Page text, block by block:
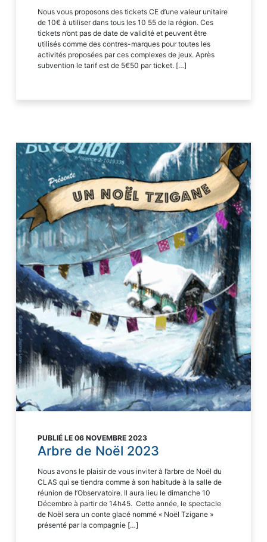
Nous vous proposons des tickets CE d’une valeur unitaire
de 10€ à utiliser dans tous les 10 55 de la région. Ces
tickets n’ont pas de date de validité et peuvent être
utilisés comme des contres-marques pour toutes les
activités proposées par ces complexes de jeux. Après
subvention le tarif est de 5€50 par ticket. […]
PUBLIÉ LE 06 NOVEMBRE 2023
Arbre de Noël 2023
Nous avons le plaisir de vous inviter à l’arbre de Noël du
CLAS qui se tiendra comme à son habitude à la salle de
réunion de l’Observatoire. Il aura lieu le dimanche 10
Décembre à partir de 14h45. Cette année, le spectacle
de Noël sera un conte glacé nommé « Noël Tzigane »
présenté par la compagnie […]